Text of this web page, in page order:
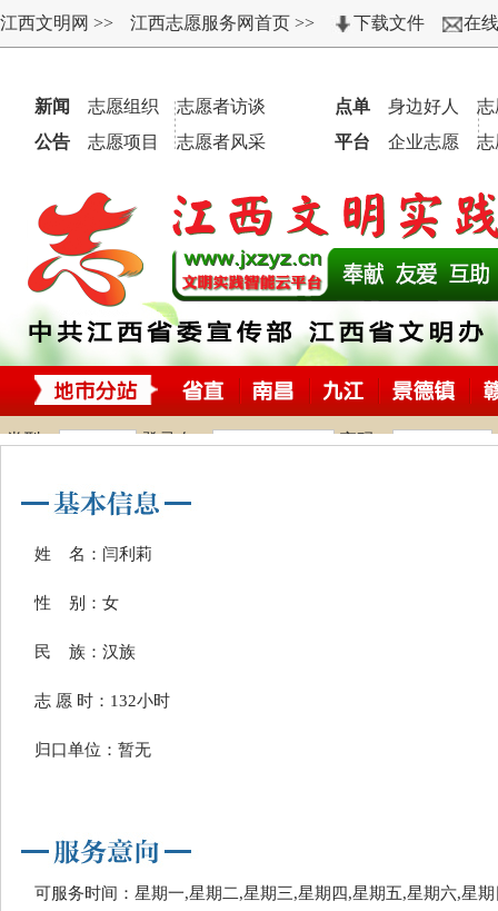
姓 名：闫利莉
性 别：女
民 族：汉族
志 愿 时：132小时
归口单位：暂无
可服务时间：星期一,星期二,星期三,星期四,星期五,星期六,星期